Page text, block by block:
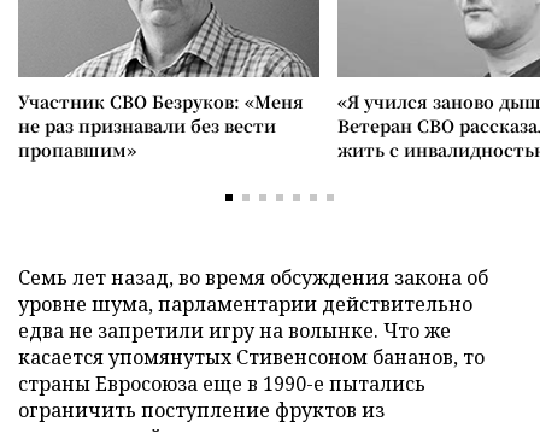
Участник СВО Безруков: «Меня
не раз признавали без вести
пропавшим»
«Я учился заново
Ветеран СВО
жить с
Семь лет назад, во время обсуждения закона об
уровне шума, парламентарии действительно
едва не запретили игру на волынке. Что же
касается упомянутых Стивенсоном бананов, то
страны Евросоюза еще в 1990-е пытались
ограничить поступление фруктов из